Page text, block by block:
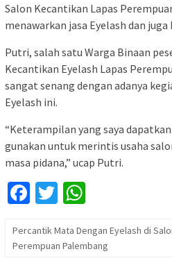
Salon Kecantikan Lapas
menawarkan jasa Eyelash dan juga
Putri, salah satu Warga Binaan
Kecantikan Eyelash Lapas
sangat senang dengan adanya
Eyelash ini.
“Keterampilan yang saya
gunakan untuk merintis usaha
masa pidana,” ucap Putri.
Facebook
Twitter
Percantik Mata Dengan Eyelash di
Perempuan Palembang